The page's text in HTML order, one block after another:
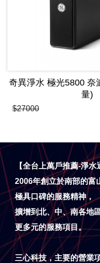
奇異淨水 極光5800 奈
量)
$27000
【全台上萬戶推薦-淨水
2006年創立於南部的富
極具口碑的服務精神，
擴增到北、中、南各地
更多元的服務項目。
三心科技，主要的營業